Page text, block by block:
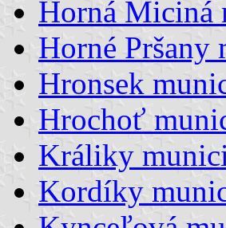
Horná Miciná
Horné
Hronsek
Hrochoť
Králiky
Kordíky